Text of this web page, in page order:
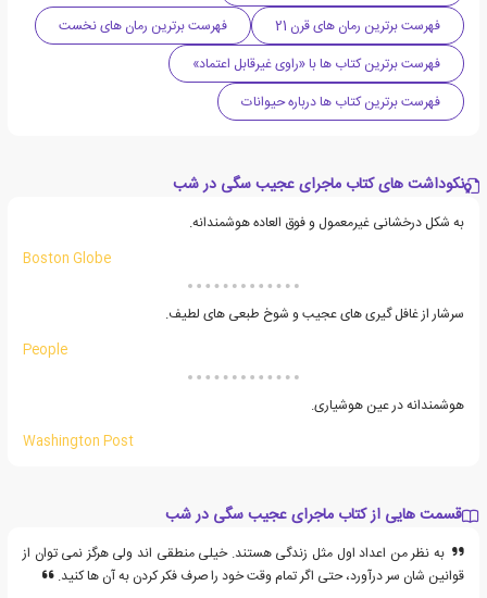
فهرست برترین رمان های قرن 21
فهرست برترین رمان های نخست
فهرست برترین کتاب ها با «راوی غیرقابل اعتماد»
فهرست برترین کتاب ها درباره حیوانات
نکوداشت های کتاب ماجرای عجیب سگی در شب
به شکل درخشانی غیرمعمول و فوق العاده هوشمندانه.
Boston Globe
سرشار از غافل گیری های عجیب و شوخ طبعی های لطیف.
People
هوشمندانه در عین هوشیاری.
Washington Post
قسمت هایی از کتاب ماجرای عجیب سگی در شب
به نظر من اعداد اول مثل زندگی هستند. خیلی منطقی اند ولی هرگز نمی توان از
قوانین شان سر درآورد، حتی اگر تمام وقت خود را صرف فکر کردن به آن ها کنید.